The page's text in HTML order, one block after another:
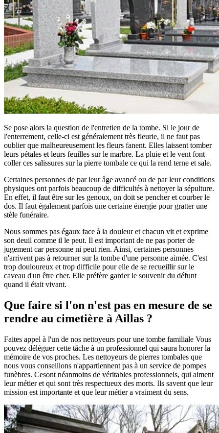
Se pose alors la question de l'entretien de la tombe. Si le jour de
l'enterrement, celle-ci est généralement très fleurie, il ne faut pas
oublier que malheureusement les fleurs fanent. Elles laissent tomber
leurs pétales et leurs feuilles sur le marbre. La pluie et le vent font
coller ces salissures sur la pierre tombale ce qui la rend terne et sale.
Certaines personnes de par leur âge avancé ou de par leur conditions
physiques ont parfois beaucoup de difficultés à nettoyer la sépulture.
En effet, il faut être sur les genoux, on doit se pencher et courber le
dos. Il faut également parfois une certaine énergie pour gratter une
stèle funéraire.
Nous sommes pas égaux face à la douleur et chacun vit et exprime
son deuil comme il le peut. Il est important de ne pas porter de
jugement car personne ni peut rien. Ainsi, certaines personnes
n'arrivent pas à retourner sur la tombe d'une personne aimée. C'est
trop douloureux et trop difficile pour elle de se recueillir sur le
caveau d'un être cher. Elle préfère garder le souvenir du défunt
quand il était vivant.
Que faire si l'on n'est pas en mesure de se
rendre au cimetière à Aillas ?
Faites appel à l'un de nos nettoyeurs pour une tombe familiale Vous
pouvez déléguer cette tâche à un professionnel qui saura honorer la
mémoire de vos proches. Les nettoyeurs de pierres tombales que
nous vous conseillons n'appartiennent pas à un service de pompes
funèbres. Cesont néanmoins de véritables professionnels, qui aiment
leur métier et qui sont très respectueux des morts. Ils savent que leur
mission est importante et que leur métier a vraiment du sens.